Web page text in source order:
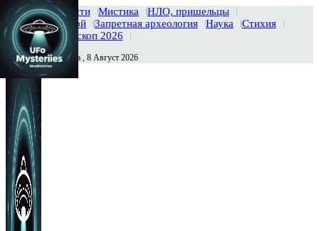
Главная Новости Мистика
НЛО, пришельцы
Тайны вселенной
Запретная археология Наука
Стихия
История
Гороскоп 2026
Сегодня Суббота , 8 Август 2026